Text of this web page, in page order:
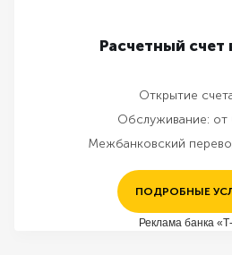
Расчетный счет
Открытие
Обслуживание: от
Межбанковский
ПОДРОБНЫЕ
Реклама банка